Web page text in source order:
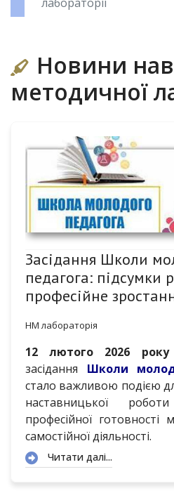
Новини
методичної
Засідання Школи
педагога: підсумки
професійне
НМ лабораторія
12 лютого 2026 року
засідання Школи
стало важливою подією
наставницької
професійної готовності
самостійної діяльності.
Читати далі...